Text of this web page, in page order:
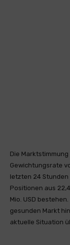
Die
Gewichtungsrate
letzten 24 Stunden
Positionen aus
Mio. USD
gesunden Markt
aktuelle Situation